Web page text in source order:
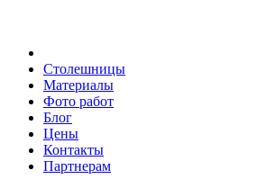
Столешницы
Материалы
Фото работ
Блог
Цены
Контакты
Партнерам